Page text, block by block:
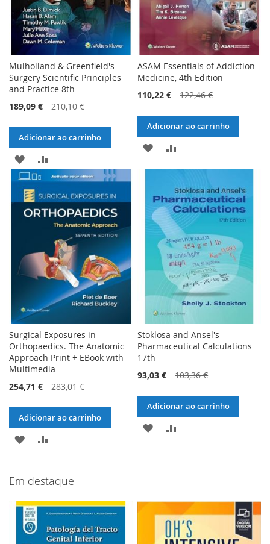
Mulholland & Greenfield's
Surgery Scientific Principles
and Practice 8th
189,09 €
210,10 €
Adicionar ao carrinho
ADICIONAR
À
LISTA
DE
DESEJOS
À
COMPARAÇÃO
ASAM Essentials of Addiction
Medicine, 4th Edition
110,22 €
122,46 €
Adicionar ao carrinho
ADICIONAR
À
LISTA
DE
DESEJOS
À
COMPARAÇÃO
Surgical Exposures in
Orthopaedics. The Anatomic
Approach Print + EBook with
Multimedia
254,71 €
283,01 €
Adicionar ao carrinho
ADICIONAR
LISTA
DE
DESEJOS
COMPARAÇÃO
Stoklosa and Ansel's
Pharmaceutical Calculations
17th
93,03 €
103,36 €
Adicionar ao carrinho
ADICIONAR
DESEJOS
Em destaque